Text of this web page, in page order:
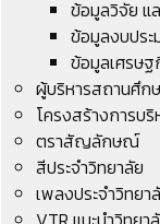
ข้อมูลวิจัย แ
ข้อมูลงบปร
ข้อมูลเศรษ
ผู้บริหารสถานศึก
โครงสร้างการบริ
ตราสัญลักษณ์
สีประจำวิทยาลัย
เพลงประจำวิทยา